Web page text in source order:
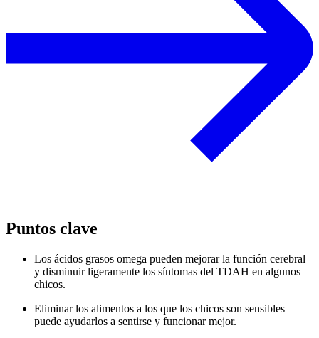
Puntos clave
Los ácidos grasos omega pueden mejorar la función cerebral
y disminuir ligeramente los síntomas del TDAH en algunos
chicos.
Eliminar los alimentos a los que los chicos son sensibles
puede ayudarlos a sentirse y funcionar mejor.